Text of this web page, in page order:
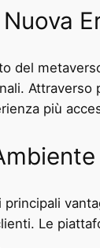
del
Attraverso
più
principali
Le